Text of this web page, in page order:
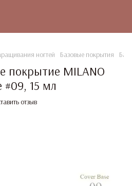
ногтей Базовые покрытия
покрытие MILANO
#09, 15 мл
отзыв